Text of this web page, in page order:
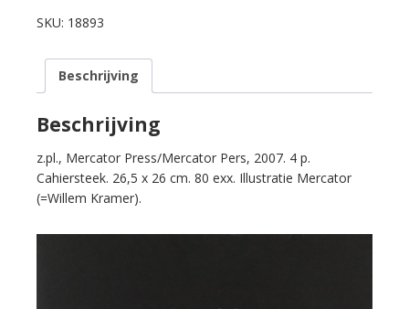
Verborgenheit.
SKU: 18893
Beschrijving
Beschrijving
z.pl., Mercator Press/Mercator Pers, 2007. 4 p.
Cahiersteek. 26,5 x 26 cm. 80 exx. Illustratie Mercator
(=Willem Kramer).